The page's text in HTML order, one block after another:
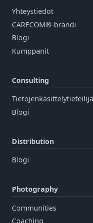
Yhteystiedot
CARECOM®-brändi
Blogi
Kumppanit
Consulting
Tietojenkäsittelytieteilijä
Blogi
Distribution
Blogi
Photography
Communities
Coaching